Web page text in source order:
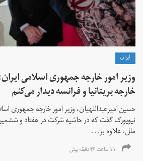
ايران
وزیر امور خارجه جمهوری اسلامی
خارجه بریتانیا و فرانسه دیدار می‌کنم
حسین امیرعبداللهیان، وزیر امور خارجه جمهوری
نیویورک گفت که در حاشیه شرکت در هفتاد و
ملل، علاوه بر...
۱۱ ساعت ۴۶ دقیقه پیش